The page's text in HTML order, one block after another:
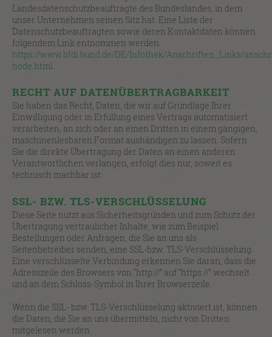
Landesdatenschutzbeauftragte des Bundeslandes, in dem
unser Unternehmen seinen Sitz hat. Eine Liste der
Datenschutzbeauftragten sowie deren Kontaktdaten können
folgendem Link entnommen werden:
https://www.bfdi.bund.de/DE/Infothek/Anschriften_Links/
node.html.
RECHT AUF DATENÜBERTRAGBARKEIT
Sie haben das Recht, Daten, die wir auf Grundlage Ihrer
Einwilligung oder in Erfüllung eines Vertrags automatisiert
verarbeiten, an sich oder an einen Dritten in einem gängigen,
maschinenlesbaren Format aushändigen zu lassen. Sofern
Sie die direkte Übertragung der Daten an einen anderen
Verantwortlichen verlangen, erfolgt dies nur, soweit es
technisch machbar ist.
SSL- BZW. TLS-VERSCHLÜSSELUNG
Diese Seite nutzt aus Sicherheitsgründen und zum Schutz der
Übertragung vertraulicher Inhalte, wie zum Beispiel
Bestellungen oder Anfragen, die Sie an uns als
Seitenbetreiber senden, eine SSL-bzw. TLS-Verschlüsselung.
Eine verschlüsselte Verbindung erkennen Sie daran, dass die
Adresszeile des Browsers von “http://” auf “https://” wechselt
und an dem Schloss-Symbol in Ihrer Browserzeile.
Wenn die SSL- bzw. TLS-Verschlüsselung aktiviert ist, können
die Daten, die Sie an uns übermitteln, nicht von Dritten
mitgelesen werden.